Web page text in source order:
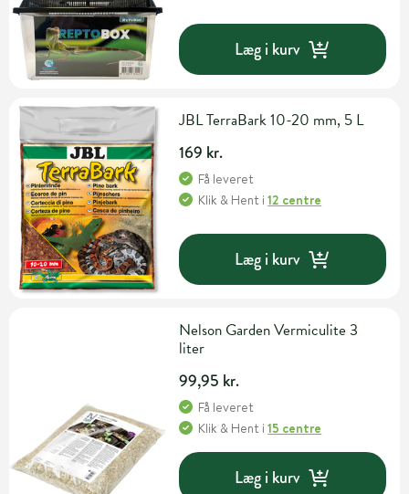
Læg i kurv
JBL TerraBark 10-20 mm, 5 L
169 kr.
Få leveret
Klik & Hent i12 centre
Læg i kurv
Nelson Garden Vermiculite 3
liter
99,95 kr.
Få leveret
Klik & Hent i15 centre
Læg i kurv